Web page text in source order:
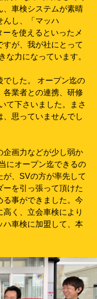
、車検システムが素晴
んし、「マッハ
を使えるといったメ
すが、我が社にとって
な力になっています。
でした。 オープン迄の
各業者との連携、研修
て下さいました。まさ
思っていませんでし
企画力などが少し弱か
にオープン迄できるの
、SVの方が率先して
を引っ張って頂けた
る事ができました。今
く、立会車検により
ハ車検に加盟して、本